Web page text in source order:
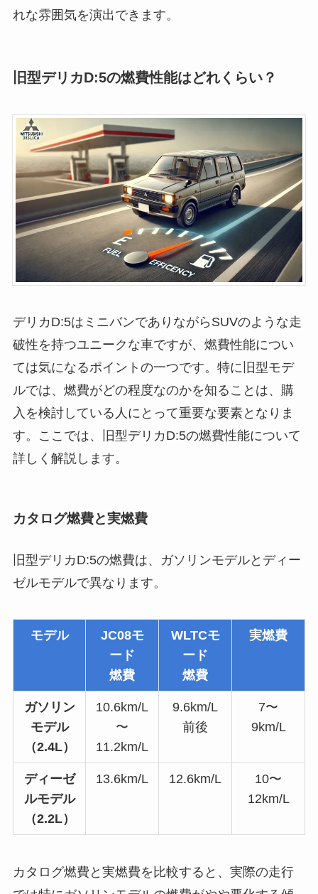
れな雰囲気を演出できます。
旧型デリカD:5の燃費性能はどれくらい？
デリカD:5はミニバンでありながらSUVのような走
破性を持つユニークな車ですが、燃費性能につい
ては気になるポイントの一つです。特に旧型モデ
ルでは、燃費がどの程度なのかを知ることは、購
入を検討している人にとって重要な要素となりま
す。ここでは、旧型デリカD:5の燃費性能について
詳しく解説します。
カタログ燃費と実燃費
旧型デリカD:5の燃費は、ガソリンモデルとディー
ゼルモデルで異なります。
モデル
JC08モ
ード
燃費
WLTCモ
ード
燃費
実燃費
ガソリン
モデル
（2.4L）
10.6km/L
〜
11.2km/L
9.6km/L
前後
7〜
9km/L
ディーゼ
ルモデル
（2.2L）
13.6km/L 12.6km/L
10〜
12km/L
カタログ燃費と実燃費を比較すると、実際の走行